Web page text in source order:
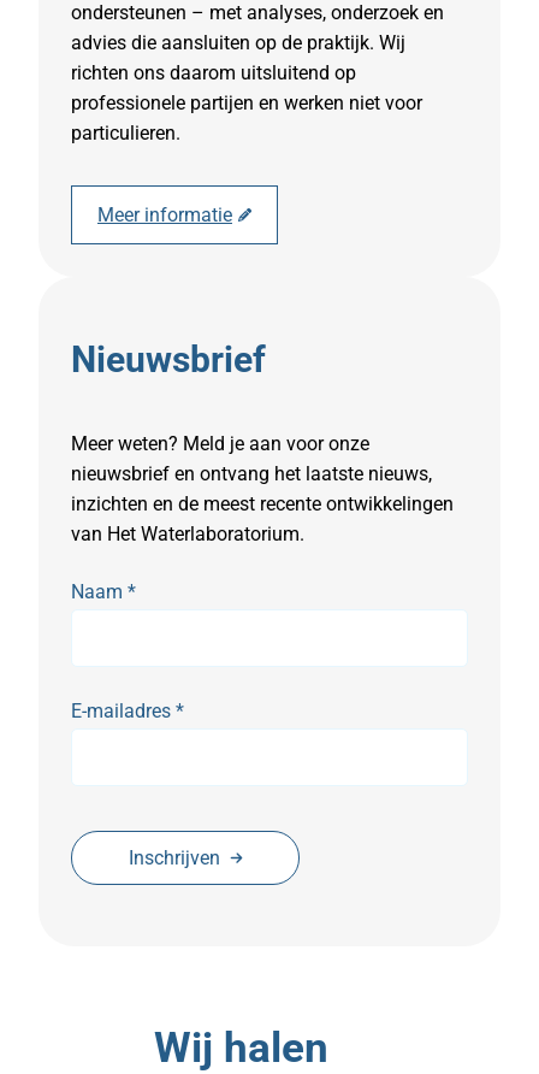
ondersteunen – met analyses, onderzoek en
advies die aansluiten op de praktijk. Wij
richten ons daarom uitsluitend op
professionele partijen en werken niet voor
particulieren.
Meer informatie
Nieuwsbrief
Meer weten? Meld je aan voor onze
nieuwsbrief en ontvang het laatste nieuws,
inzichten en de meest recente ontwikkelingen
van Het Waterlaboratorium.
Naam *
E-mailadres *
Inschrijven
Wij halen